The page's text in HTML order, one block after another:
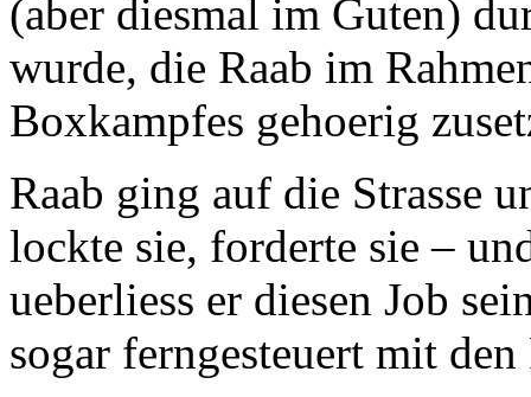
(aber diesmal im Guten)
wurde, die Raab im
Boxkampfes gehoerig
Raab ging auf die Strasse
lockte sie, forderte sie –
ueberliess er diesen Job
sogar ferngesteuert mit